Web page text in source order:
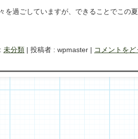
を過ごしていますが、できることでこの
未分類 | 投稿者 : wpmaster | コメントをど